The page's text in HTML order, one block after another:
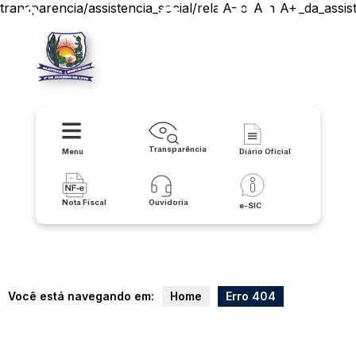
transparencia/assistencia_social/ A- A A+
Menu Transparência Diário Oficial
Nota Fiscal Ouvidoria e-SIC
Você está navegando em: Home Erro 404